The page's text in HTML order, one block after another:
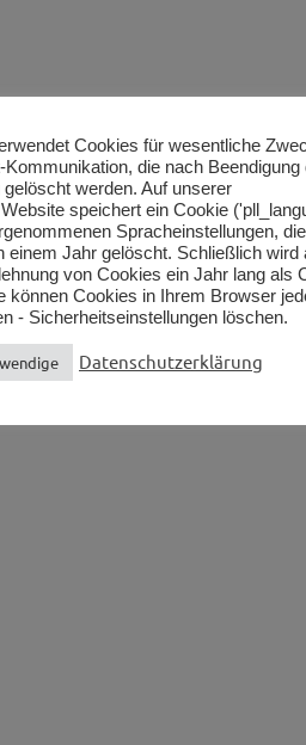
Cookies für wesentliche
die nach Beendigung
werden. Auf unserer
speichert ein Cookie
Spracheinstellungen,
einem Jahr gelöscht. Schließlich wird
von Cookies ein Jahr lang als
können Cookies in Ihrem Browser
- Sicherheitseinstellungen löschen.
Datenschutzerklärung